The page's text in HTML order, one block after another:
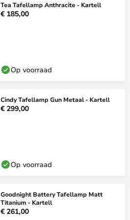
Tea Tafellamp Anthracite - Kartell
€ 185,00
Op voorraad
Cindy Tafellamp Gun Metaal - Kartell
€ 299,00
Op voorraad
Goodnight Battery Tafellamp Matt
Titanium - Kartell
€ 261,00